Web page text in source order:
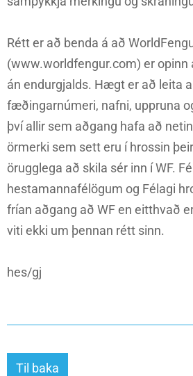
Rétt er að benda á að
(www.worldfengur.com) er opinn
án endurgjalds. Hægt er að leita
fæðingarnúmeri, nafni, uppruna
því allir sem aðgang hafa að
örmerki sem sett eru í hrossin
örugglega að skila sér inn í WF.
hestamannafélögum og Félagi
frían aðgang að WF en eitthvað
viti ekki um þennan rétt sinn.
hes/gj
Til baka